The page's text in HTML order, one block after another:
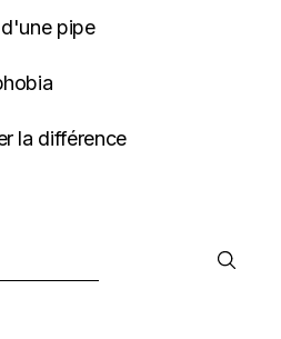
pipe
la différence